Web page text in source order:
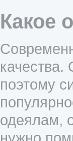
Какое
поэтому
одеялам,